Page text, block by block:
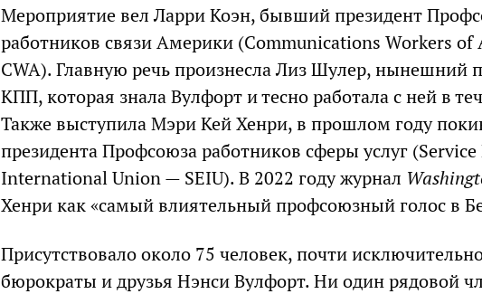
Мероприятие вел Ларри Коэн, бывший президент
работников связи Америки (Communications Workers
CWA). Главную речь произнесла Лиз Шулер, нынешний
КПП, которая знала Вулфорт и тесно работала с ней в
Также выступила Мэри Кей Хенри, в прошлом году
президента Профсоюза работников сферы услуг (Service
International Union — SEIU). В 2022 году журнал
Хенри как «самый влиятельный профсоюзный голос в
Присутствовало около 75 человек, почти
бюрократы и друзья Нэнси Вулфорт. Ни один рядовой